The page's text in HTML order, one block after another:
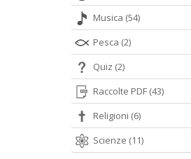
Musica (54)
Pesca (2)
Quiz (2)
Raccolte PDF (43)
Religioni (6)
Scienze (11)